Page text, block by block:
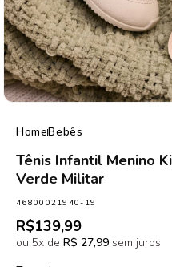
HomeBebês
Tênis Infantil Menino
Verde Militar
SKU:
46800021940-19
Preço
normal
R$139,99
ou 5x de R$ 27,99 sem juros